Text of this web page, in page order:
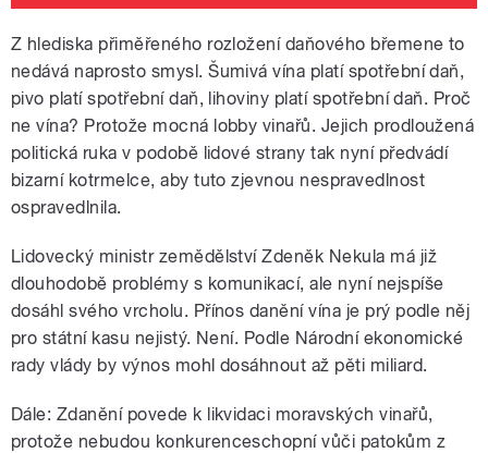
Z hlediska přiměřeného rozložení daňového břemene to
nedává naprosto smysl. Šumivá vína platí spotřební daň,
pivo platí spotřební daň, lihoviny platí spotřební daň. Proč
ne vína? Protože mocná lobby vinařů. Jejich prodloužená
politická ruka v podobě lidové strany tak nyní předvádí
bizarní kotrmelce, aby tuto zjevnou nespravedlnost
ospravedlnila.
Lidovecký ministr zemědělství Zdeněk Nekula má již
dlouhodobě problémy s komunikací, ale nyní nejspíše
dosáhl svého vrcholu. Přínos danění vína je prý podle něj
pro státní kasu nejistý. Není. Podle Národní ekonomické
rady vlády by výnos mohl dosáhnout až pěti miliard.
Dále: Zdanění povede k likvidaci moravských vinařů,
protože nebudou konkurenceschopní vůči patokům z